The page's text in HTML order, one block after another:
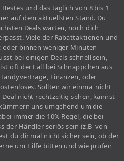
und das täglich von 8 bis 1
auf dem aktuellsten Stand. Du
Deals warten, noch dich
Viele der Rabattaktionen und
binnen weniger Minuten
bei einigen Deals schnell sein,
oft der Fall bei Schnäppchen aus
Finanzen, oder
Sollten wir einmal nicht
nicht rechtzeitig sehen, kannst
uns umgehend um die
immer die 10% Regel, die bei
der Händler seriös sein (z.B. von
du dir mal nicht sicher sein, ob der
um Hilfe bitten und wie prüfen